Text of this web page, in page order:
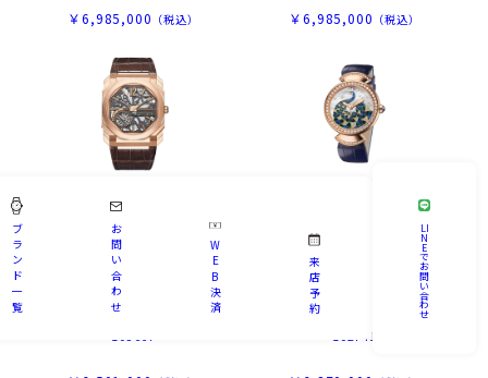
￥6,985,000 （税込） ￥6,985,000 （税込）
ブルガリ
オクト フィニッシモ スケル
トン エイトデイズ
ディーヴァ ドリーム ウォッ
102741
ブ
ラ
ン
ド
一
覧
お
問
い
合
わ
せ
W
E
B
決
済
来
店
予
約
LI
N
E
で
お
問
い
合
わ
せ